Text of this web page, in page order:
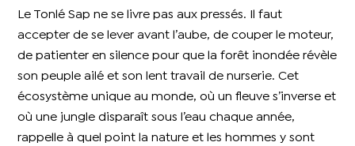
Le Tonlé Sap ne se livre pas aux pressés. Il faut
accepter de se lever avant l’aube, de couper le moteur,
de patienter en silence pour que la forêt inondée révèle
son peuple ailé et son lent travail de nurserie. Cet
écosystème unique au monde, où un fleuve s’inverse et
où une jungle disparaît sous l’eau chaque année,
rappelle à quel point la nature et les hommes y sont